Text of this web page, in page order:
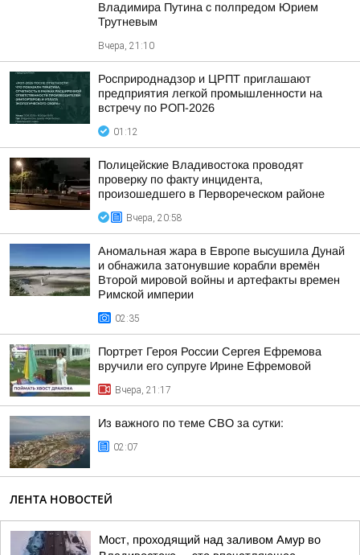
Владимира Путина с полпредом Юрием
Трутневым
Вчера, 21:10
Росприроднадзор и ЦРПТ приглашают
предприятия легкой промышленности на
встречу по РОП-2026
01:12
Полицейские Владивостока проводят
проверку по факту инцидента,
произошедшего в Первореческом районе
Вчера, 20:58
Аномальная жара в Европе высушила Дунай
и обнажила затонувшие корабли времён
Второй мировой войны и артефакты времен
Римской империи
02:35
Портрет Героя России Сергея Ефремова
вручили его супруге Ирине Ефремовой
Вчера, 21:17
Из важного по теме СВО за сутки:
02:07
ЛЕНТА НОВОСТЕЙ
Мост, проходящий над заливом Амур во